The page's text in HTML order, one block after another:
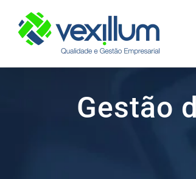
content
Gestão